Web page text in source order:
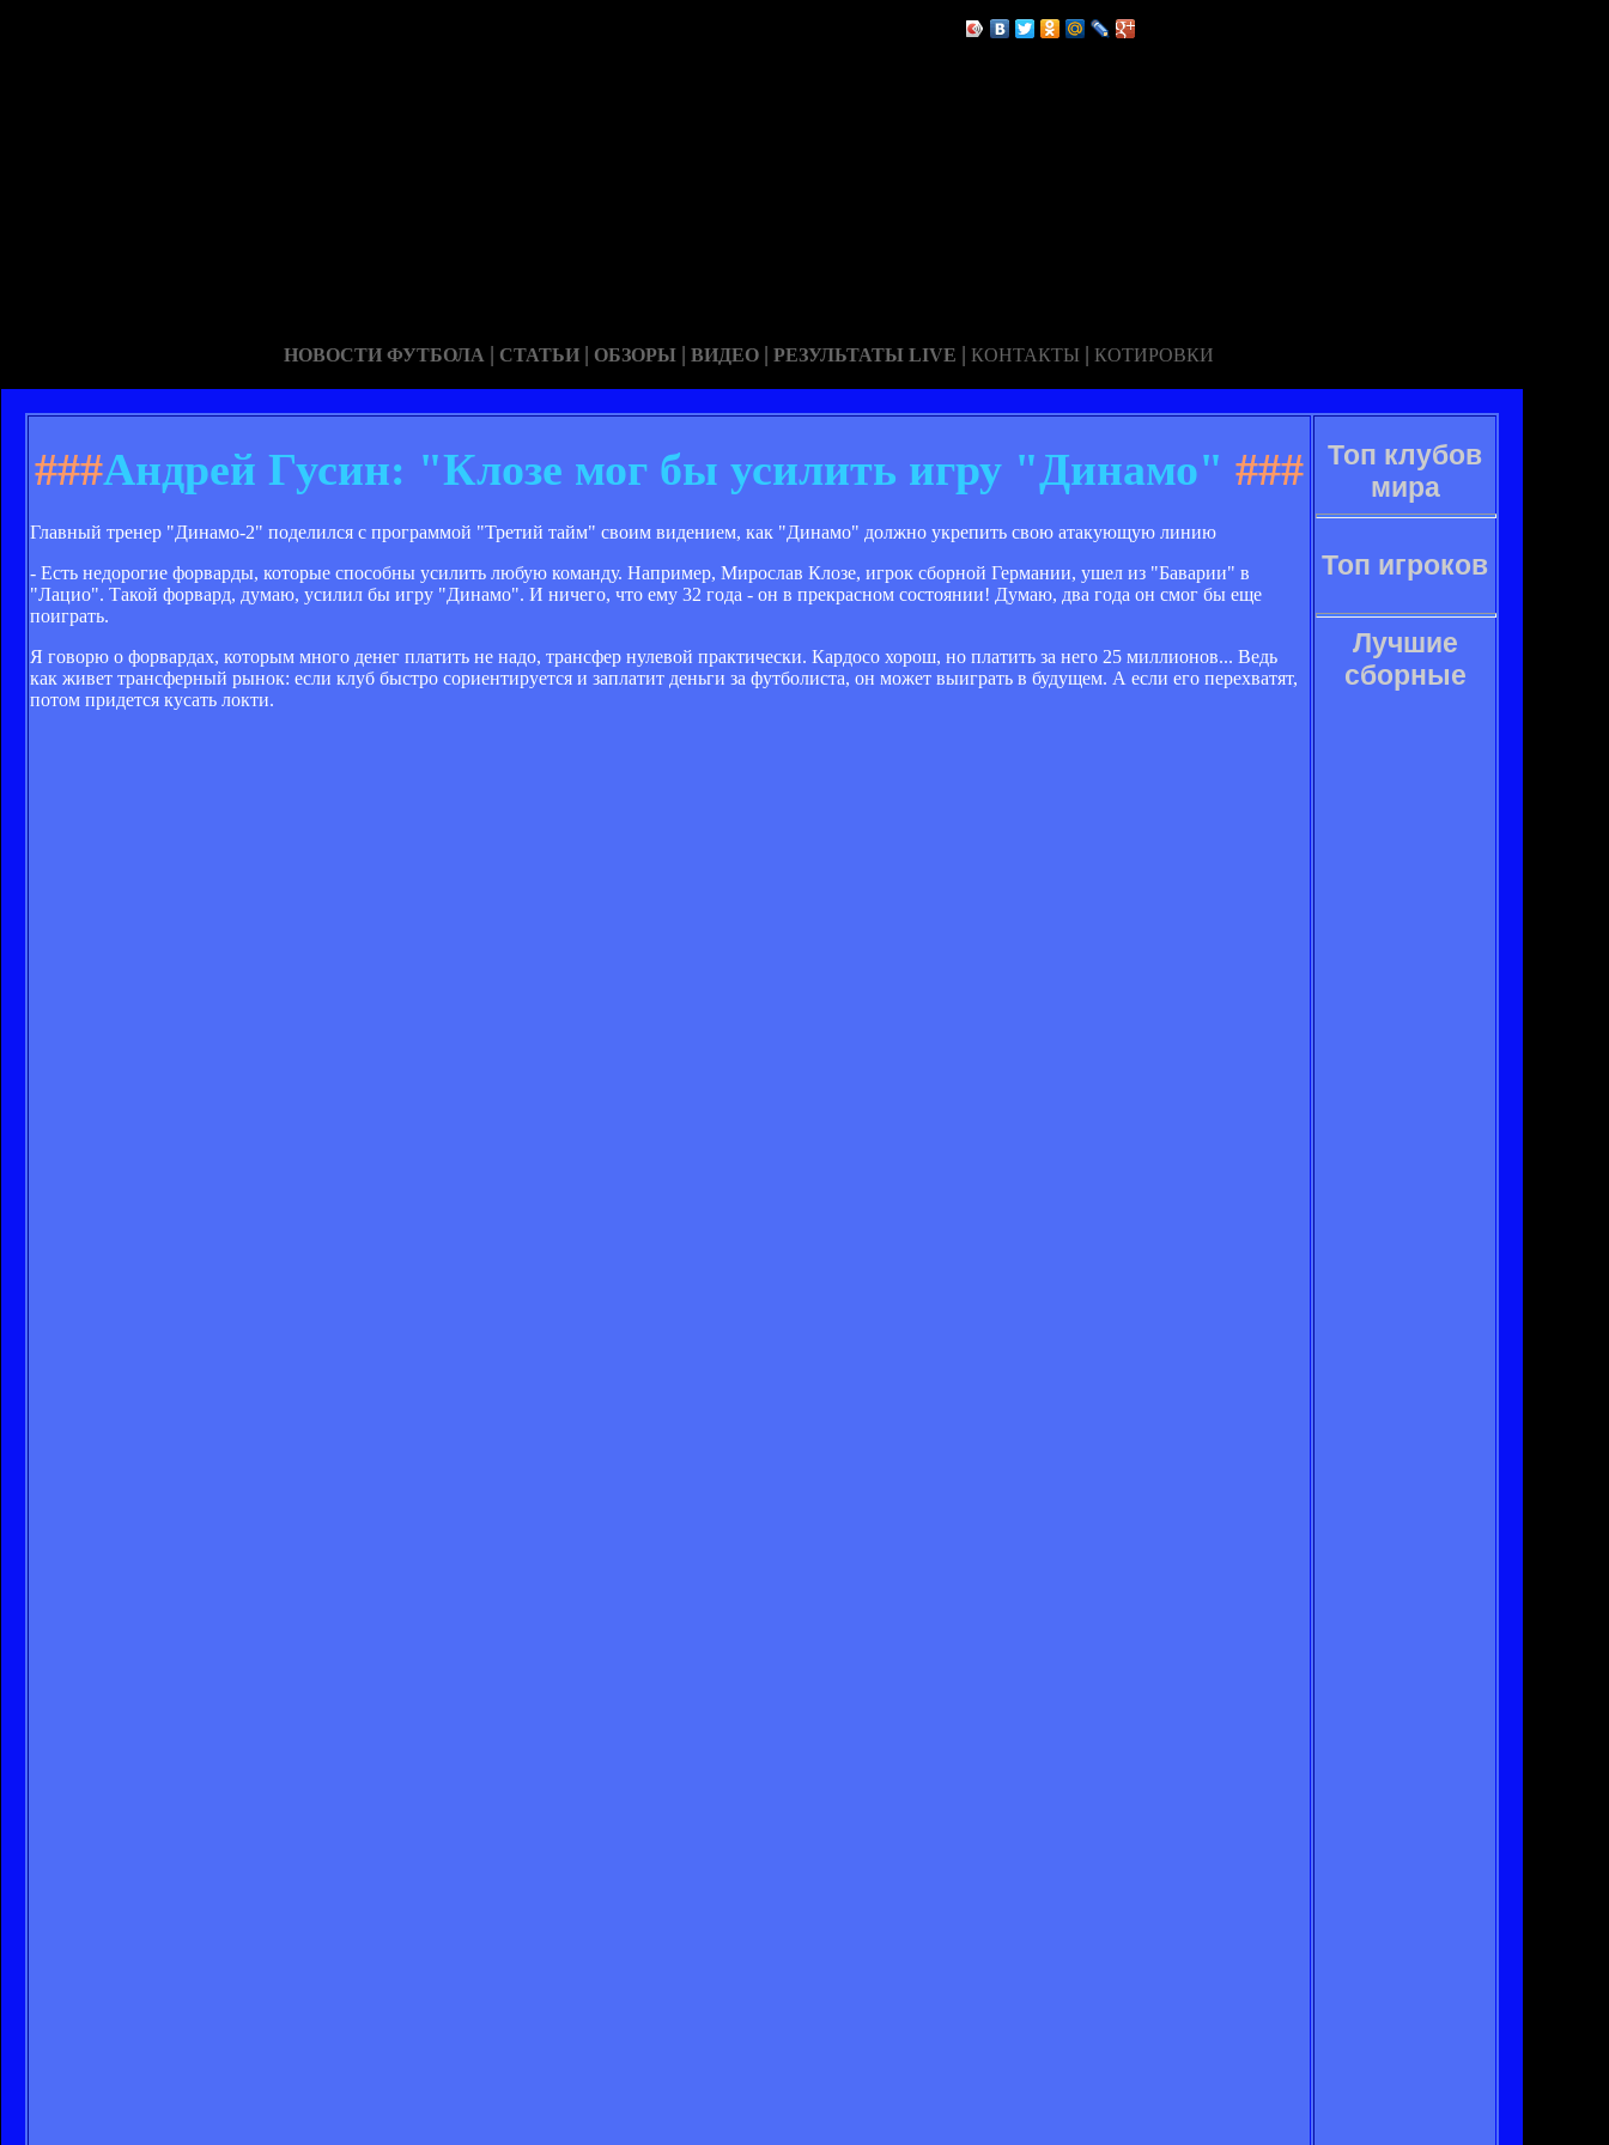
НОВОСТИ ФУТБОЛА | СТАТЬИ | ОБЗОРЫ | ВИДЕО | РЕЗУЛЬТАТЫ LIVE | КОНТАКТЫ | КОТИРОВКИ
###Андрей Гусин: "Клозе мог бы усилить игру "Динамо" ###
Главный тренер "Динамо-2" поделился с программой "Третий тайм" своим видением, как "Динамо" должно укрепить свою атакующую линию
- Есть недорогие форварды, которые способны усилить любую команду. Например, Мирослав Клозе, игрок сборной Германии, ушел из "Баварии" в
"Лацио". Такой форвард, думаю, усилил бы игру "Динамо". И ничего, что ему 32 года - он в прекрасном состоянии! Думаю, два года он смог бы еще
поиграть.
Я говорю о форвардах, которым много денег платить не надо, трансфер нулевой практически. Кардосо хорош, но платить за него 25 миллионов... Ведь
как живет трансферный рынок: если клуб быстро сориентируется и заплатит деньги за футболиста, он может выиграть в будущем. А если его перехватят,
потом придется кусать локти.
Топ клубов
мира
Топ игроков
Лучшие
сборные